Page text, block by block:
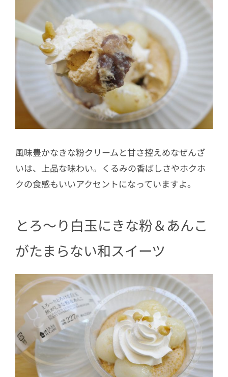
風味豊かなきな粉クリームと甘さ控えめなぜんざ
いは、上品な味わい。くるみの香ばしさやホクホ
クの食感もいいアクセントになっていますよ。
とろ～り白玉にきな粉＆あんこ
がたまらない和スイーツ